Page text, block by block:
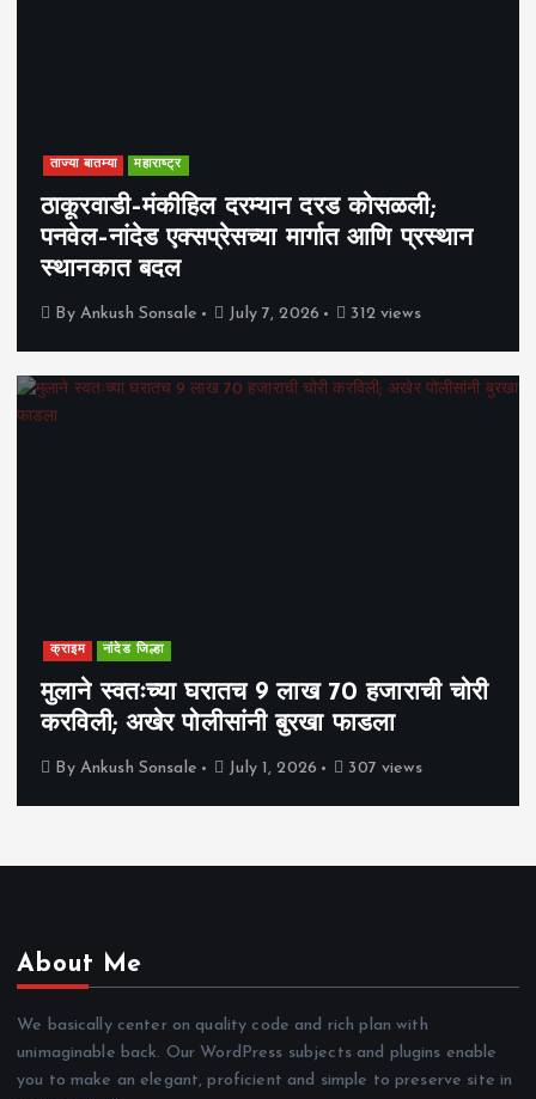
ताज्या बातम्या महाराष्ट्र
ठाकूरवाडी–मंकीहिल दरम्यान दरड कोसळली;
पनवेल–नांदेड एक्सप्रेसच्या मार्गात आणि प्रस्थान
स्थानकात बदल
By Ankush Sonsale July 7, 2026 312 views
क्राइम नांदेड जिल्हा
मुलाने स्वतःच्या घरातच 9 लाख 70 हजाराची चोरी
करविली; अखेर पोलीसांनी बुरखा फाडला
By Ankush Sonsale July 1, 2026 307 views
About Me
We basically center on quality code and rich plan with
unimaginable back. Our WordPress subjects and plugins enable
you to make an elegant, proficient and simple to preserve site in